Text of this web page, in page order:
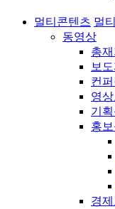
멀티콘텐츠 멀
동영상
총
보
컨
영
기
홍
경